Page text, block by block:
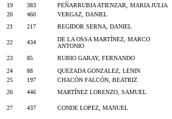
19
383 PEÑARRUBIA ATIENZAR, MARIA JULIA
20
460 VERGAZ, DANIEL
21
217 REGIDOR SERNA, DANIEL
22 434
DE LA OSSA MARTÍNEZ, MARCO
ANTONIO
23 85 RUBIO GARAY, FERNANDO
24
88 QUEZADA GONZALEZ, LENIN
25
197 CHACÓN FALCÓN, BEATRIZ
26
446 MARTÍNEZ LORENZO, SAMUEL
27 437 CONDE LOPEZ, MANUEL